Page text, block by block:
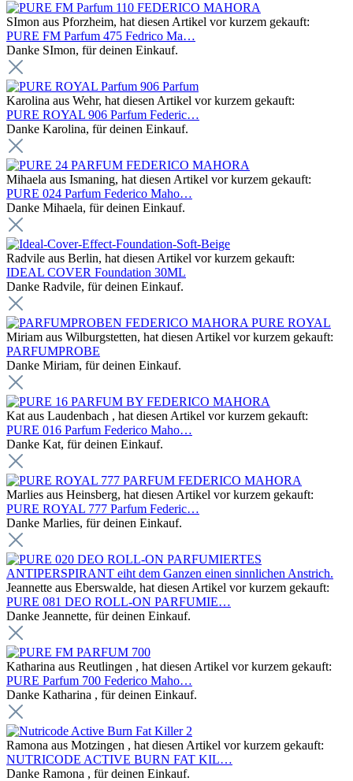
SImon aus Pforzheim, hat diesen Artikel vor kurzem gekauft:
PURE FM Parfum 475 Fedrico Ma…
Danke SImon, für deinen Einkauf.
Karolina aus Wehr, hat diesen Artikel vor kurzem gekauft:
PURE ROYAL 906 Parfum Federic…
Danke Karolina, für deinen Einkauf.
Mihaela aus Ismaning, hat diesen Artikel vor kurzem gekauft:
PURE 024 Parfum Federico Maho…
Danke Mihaela, für deinen Einkauf.
Radvile aus Berlin, hat diesen Artikel vor kurzem gekauft:
IDEAL COVER Foundation 30ML
Danke Radvile, für deinen Einkauf.
Miriam aus Wilburgstetten, hat diesen Artikel vor kurzem gekauft:
PARFUMPROBE
Danke Miriam, für deinen Einkauf.
Kat aus Laudenbach , hat diesen Artikel vor kurzem gekauft:
PURE 016 Parfum Federico Maho…
Danke Kat, für deinen Einkauf.
Marlies aus Heinsberg, hat diesen Artikel vor kurzem gekauft:
PURE ROYAL 777 Parfum Federic…
Danke Marlies, für deinen Einkauf.
Jeannette aus Eberswalde, hat diesen Artikel vor kurzem gekauft:
PURE 081 DEO ROLL-ON PARFUMIE…
Danke Jeannette, für deinen Einkauf.
Katharina aus Reutlingen , hat diesen Artikel vor kurzem gekauft:
PURE Parfum 700 Federico Maho…
Danke Katharina , für deinen Einkauf.
Ramona aus Motzingen , hat diesen Artikel vor kurzem gekauft:
NUTRICODE ACTIVE BURN FAT KIL…
Danke Ramona , für deinen Einkauf.